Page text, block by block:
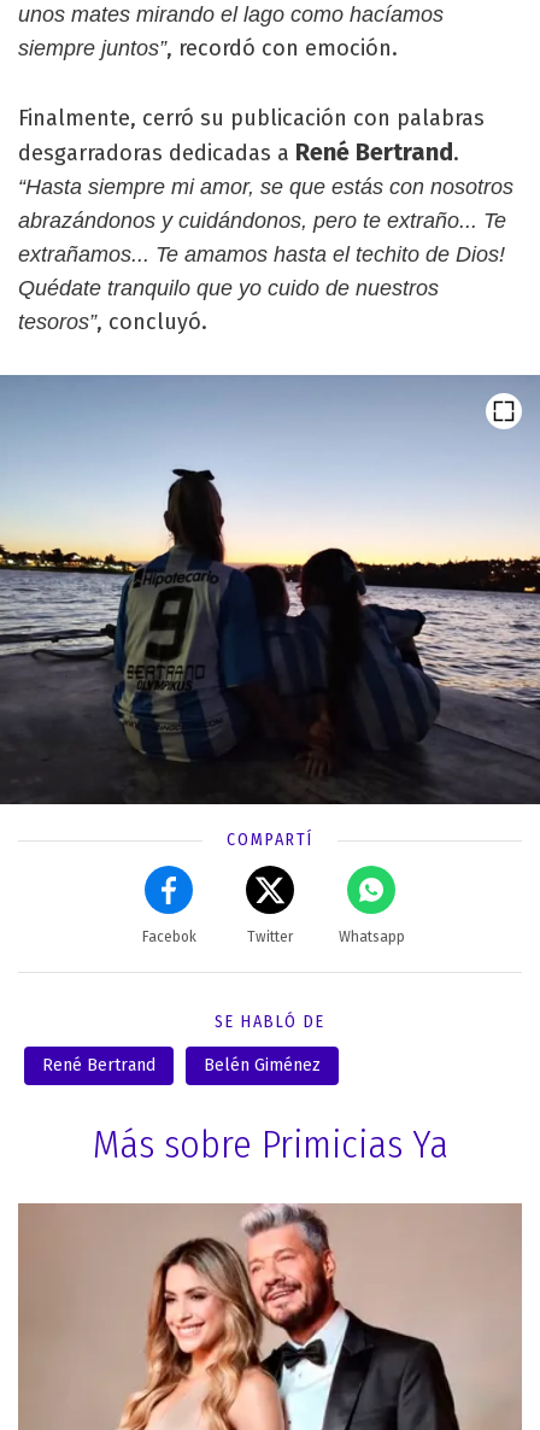
unos mates mirando el lago como hacíamos
siempre juntos”, recordó con emoción.
Finalmente, cerró su publicación con palabras
desgarradoras dedicadas a René Bertrand .
“Hasta siempre mi amor, se que estás con nosotros
abrazándonos y cuidándonos, pero te extraño... Te
extrañamos... Te amamos hasta el techito de Dios!
Quédate tranquilo que yo cuido de nuestros
tesoros”, concluyó.
COMPARTÍ
Facebok Twitter Whatsapp
SE HABLÓ DE
René Bertrand Belén Giménez
Más sobre Primicias Ya